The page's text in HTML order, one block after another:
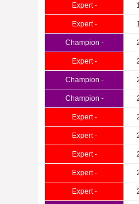
Expert -
Expert -
Champion -
Expert -
Champion -
Champion -
Expert -
Expert -
Expert -
Expert -
Expert -